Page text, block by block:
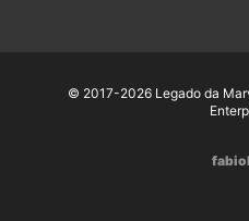
© 2017-2026 Legado da